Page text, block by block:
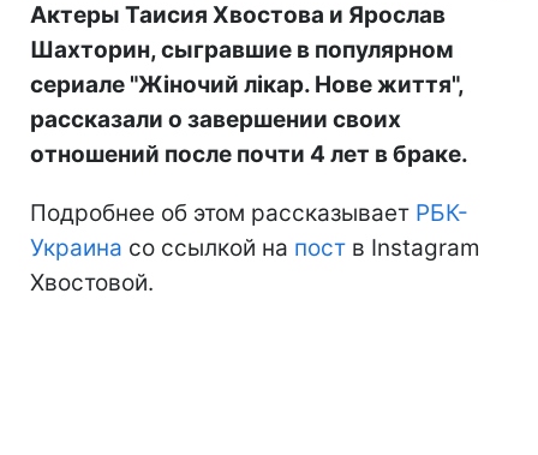
Актеры Таисия Хвостова и Ярослав
Шахторин, сыгравшие в популярном
сериале "Жіночий лікар. Нове життя",
рассказали о завершении своих
отношений после почти 4 лет в браке.
Подробнее об этом рассказывает РБК-
Украина со ссылкой на пост в Instagram
Хвостовой.